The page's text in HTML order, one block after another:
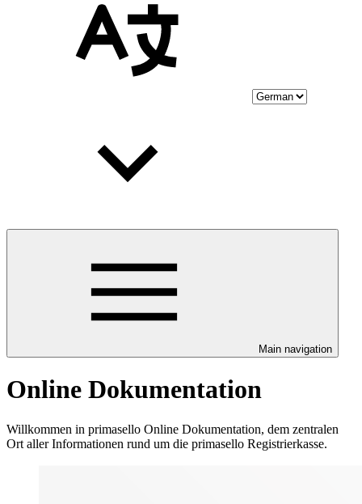
Main navigation
Online Dokumentation
Willkommen in primasello Online Dokumentation, dem zentralen
Ort aller Informationen rund um die primasello Registrierkasse.